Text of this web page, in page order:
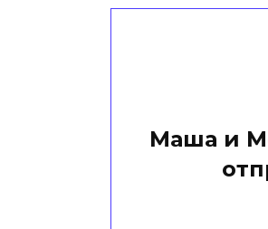
Маша и